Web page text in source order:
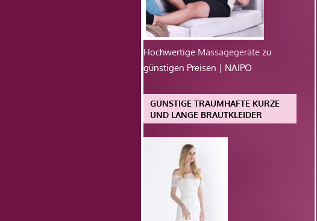
Hochwertige Massagegeräte zu
günstigen Preisen | NAIPO
GÜNSTIGE TRAUMHAFTE KURZE
UND LANGE BRAUTKLEIDER